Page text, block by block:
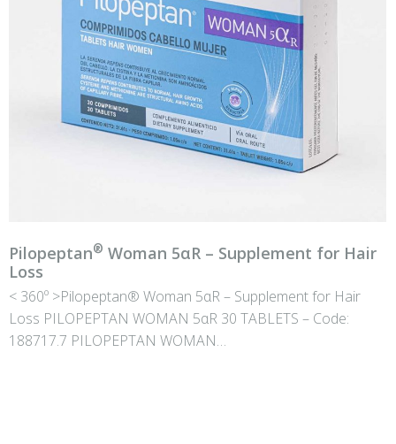
Pilopeptan® Woman 5αR – Supplement for Hair
Loss
< 360º >Pilopeptan® Woman 5αR – Supplement for Hair
Loss PILOPEPTAN WOMAN 5αR 30 TABLETS – Code:
188717.7 PILOPEPTAN WOMAN…